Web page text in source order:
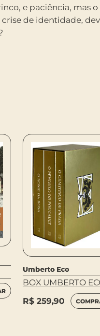
e paciência, mas
de identidade,
Umberto Eco
BOX UMBERTO
R$ 259,90